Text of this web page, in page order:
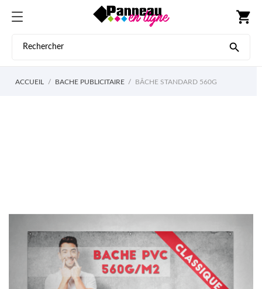
shopping_cart

ACCUEIL BACHE PUBLICITAIRE BÂCHE STANDARD 560G